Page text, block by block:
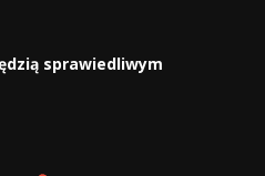
sprawiedliwym